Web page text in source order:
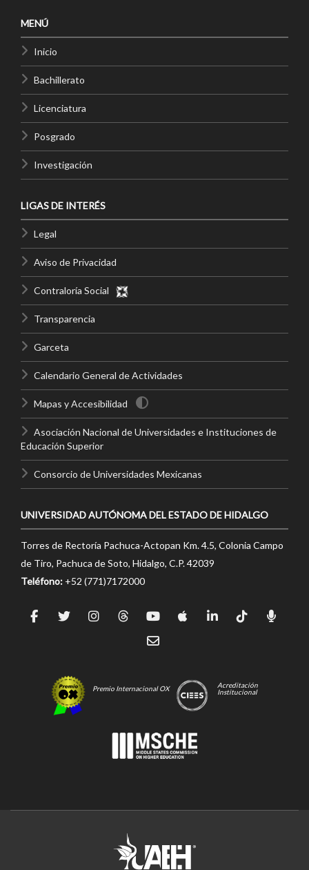
MENÚ
Inicio
Bachillerato
Licenciatura
Posgrado
Investigación
LIGAS DE INTERÉS
Legal
Aviso de Privacidad
Contraloría Social
Transparencia
Garceta
Calendario General de Actividades
Mapas y Accesibilidad
Asociación Nacional de Universidades e Instituciones de
Educación Superior
Consorcio de Universidades Mexicanas
UNIVERSIDAD AUTÓNOMA DEL ESTADO DE HIDALGO
Torres de Rectoría Pachuca-Actopan Km. 4.5, Colonia Campo
de Tiro, Pachuca de Soto, Hidalgo, C.P. 42039
Teléfono: +52 (771)7172000
Premio Internacional OX
Acreditación
Institucional